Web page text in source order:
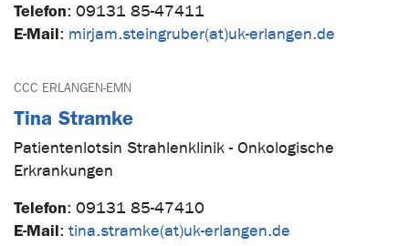
Telefon: 09131 85-47411
E-Mail: mirjam.steingruber(at)uk-erlangen.de
CCC ERLANGEN-EMN
Tina Stramke
Patientenlotsin Strahlenklinik - Onkologische
Erkrankungen
Telefon: 09131 85-47410
E-Mail: tina.stramke(at)uk-erlangen.de